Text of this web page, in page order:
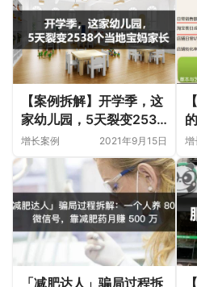
【案例拆解】开学季，这
家幼儿园，5天裂变2538
个当地宝妈家长
增长案例 2021年9月15日
万
增
「减肥达人」骗局过程拆